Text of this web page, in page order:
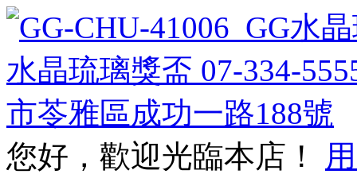
您好，歡迎光臨本店！